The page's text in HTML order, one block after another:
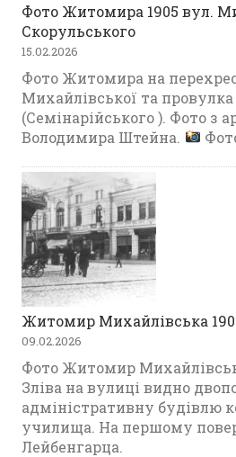
Фото Житомира 1905 вул.
Скорульського
15.02.2026
Фото Житомира на
Михайлівської та
(Семінарійського ). Фото з
Володимира Штейна.
Житомир Михайлівська
09.02.2026
Фото Житомир
Зліва на вулиці видно
адміністративну будівлю
училища. На першому
Лейбенгарца.